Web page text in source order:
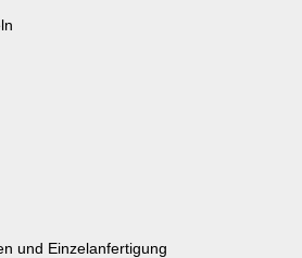
und Einzelanfertigung